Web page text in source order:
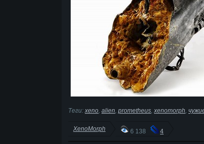
Теги: xeno alien prometheus xenomorph
XenoMorph 6 138 4